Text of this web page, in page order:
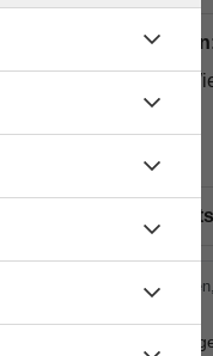
Heiner
N. N.